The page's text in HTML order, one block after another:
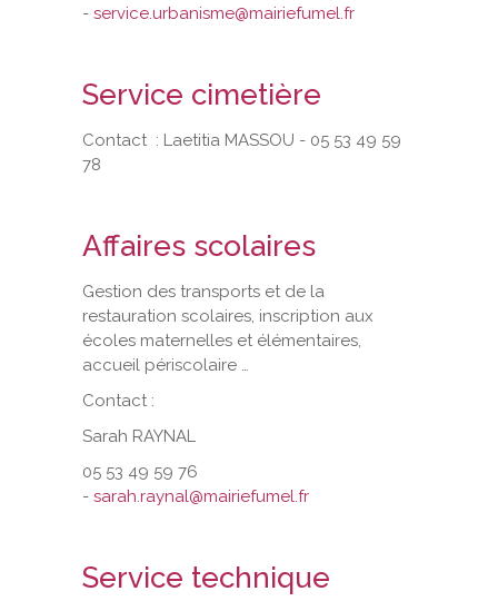
- service.urbanisme@mairiefumel.fr
Service cimetière
Contact : Laetitia MASSOU - 05 53 49 59
78
Affaires scolaires
Gestion des transports et de la
restauration scolaires, inscription aux
écoles maternelles et élémentaires,
accueil périscolaire …
Contact :
Sarah RAYNAL
05 53 49 59 76
- sarah.raynal@mairiefumel.fr
Service technique